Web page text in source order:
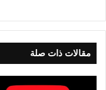
مقالات ذات صلة